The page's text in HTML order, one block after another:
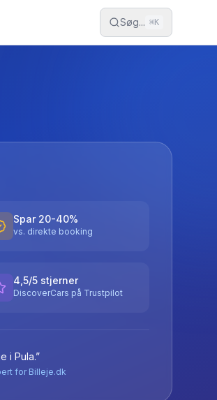
Søg... ⌘K
Spar 20-40%
vs. direkte booking
4,5/5 stjerner
DiscoverCars på Trustpilot
i Pula.”
for Billeje.dk